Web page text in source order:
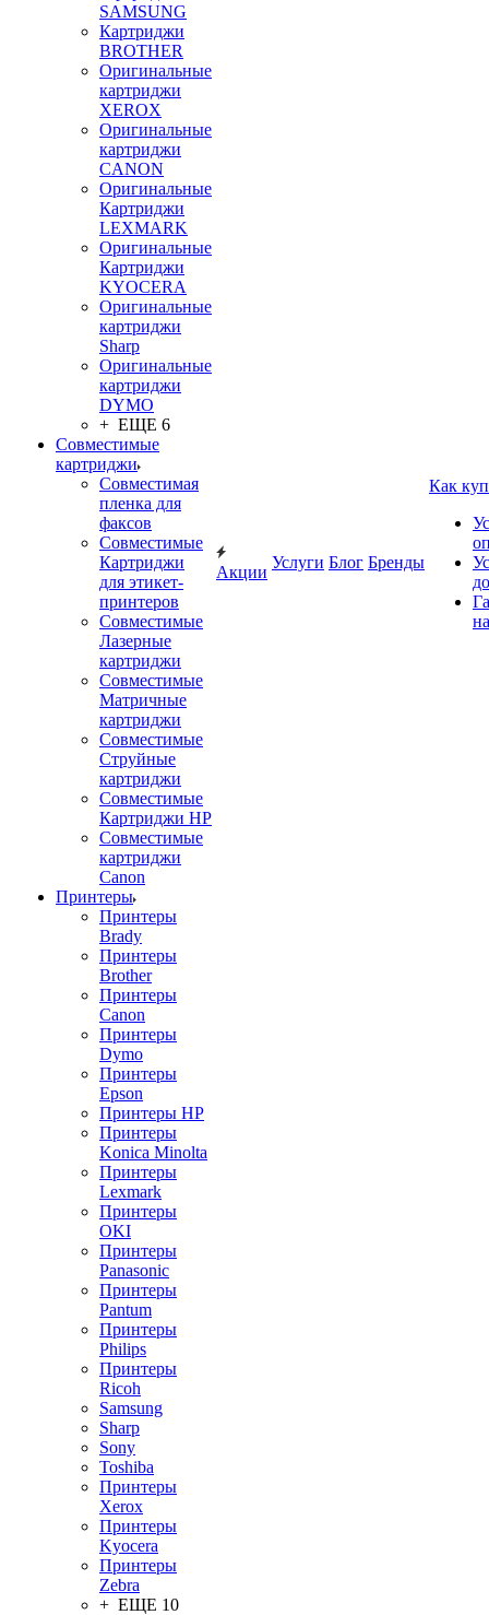
SAMSUNG
Картриджи
BROTHER
Оригинальные
картриджи
XEROX
Оригинальные
картриджи
CANON
Оригинальные
Картриджи
LEXMARK
Оригинальные
Картриджи
KYOCERA
Оригинальные
картриджи
Sharp
Оригинальные
картриджи
DYMO
+ ЕЩЕ 6
Совместимые
картриджи
Совместимая
пленка для
факсов
Совместимые
Картриджи
для этикет-
принтеров
Совместимые
Лазерные
картриджи
Совместимые
Матричные
картриджи
Совместимые
Струйные
картриджи
Совместимые
Картриджи HP
Совместимые
картриджи
Canon
Принтеры
Принтеры
Brady
Принтеры
Brother
Принтеры
Canon
Принтеры
Dymo
Принтеры
Epson
Принтеры HP
Принтеры
Konica Minolta
Принтеры
Lexmark
Принтеры
OKI
Принтеры
Panasonic
Принтеры
Pantum
Принтеры
Philips
Принтеры
Ricoh
Samsung
Sharp
Sony
Toshiba
Принтеры
Xerox
Принтеры
Kyocera
Принтеры
Zebra
+ ЕЩЕ 10
Акции
Услуги Блог Бренды
Как